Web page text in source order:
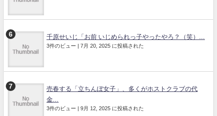
千原せいじ「お前 いじめられっ子やったやろ？（笑）...
3件のビュー 7月 20, 2025 に投稿された
売春する「立ちんぼ女子」、多くがホストクラブの代
金...
3件のビュー 9月 12, 2025 に投稿された